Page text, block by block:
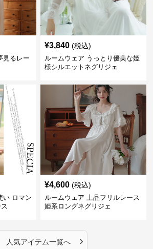
見るレー
¥3,840 (税込)
ルームウェア うっとり優美な姫
様シルエットネグリジェ
い ロマン
¥4,600 (税込)
ルームウェア 上品フリルレース
姫系ロングネグリジェ
人気アイテム一覧へ ›